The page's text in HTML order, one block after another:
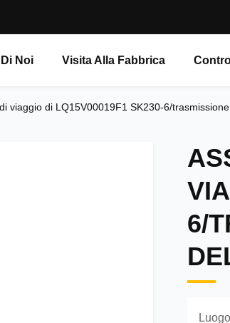
Noi Visita Alla Fabbrica
viaggio di LQ15V00019F1 SK230-6/
6/